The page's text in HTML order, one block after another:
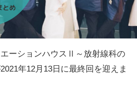
ーションハウスⅡ～放射線科の
年12月13日に最終回を迎えま